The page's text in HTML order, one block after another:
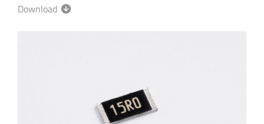
Download